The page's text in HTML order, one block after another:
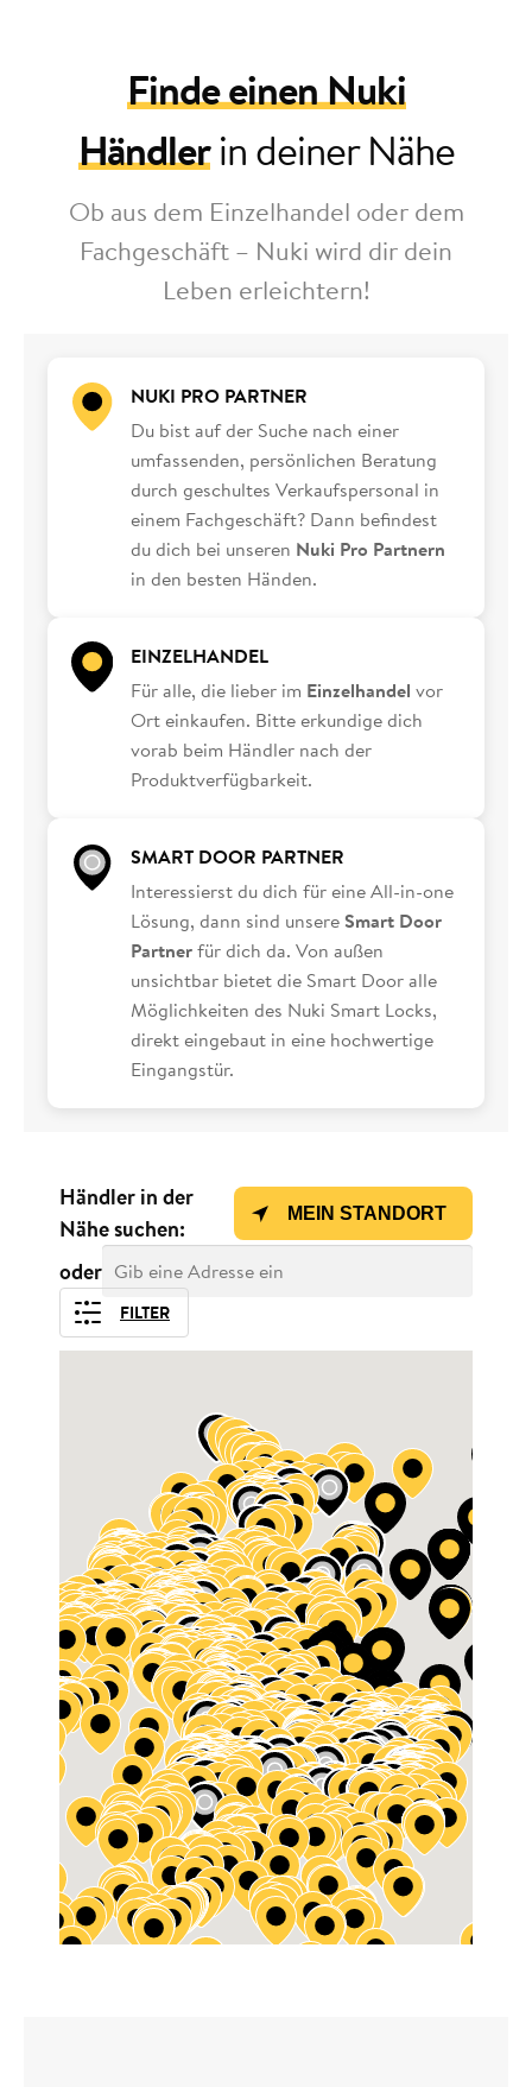
Finde einen Nuki
Händlerin deiner Nähe
Ob aus dem Einzelhandel oder dem
Fachgeschäft – Nuki wird dir dein
Leben erleichtern!
NUKI PRO PARTNER
Du bist auf der Suche nach einer
umfassenden, persönlichen Beratung
durch geschultes Verkaufspersonal in
einem Fachgeschäft? Dann befindest
du dich bei unseren Nuki Pro Partnern
in den besten Händen.
EINZELHANDEL
Für alle, die lieber im Einzelhandel vor
Ort einkaufen. Bitte erkundige dich
vorab beim Händler nach der
Produktverfügbarkeit.
SMART DOOR PARTNER
Interessierst du dich für eine All-in-one
Lösung, dann sind unsereSmart Door
Partnerfür dich da. Von außen
unsichtbar bietet die Smart Door alle
Möglichkeiten des Nuki Smart Locks,
direkt eingebaut in eine hochwertige
Eingangstür.
Händler in der
Nähe suchen:
MEIN STANDORT
oder
FILTER